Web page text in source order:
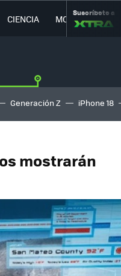
CIENCIA MOVILIDAD
Suscríbete a
Generación Z iPhone 18
mostrarán